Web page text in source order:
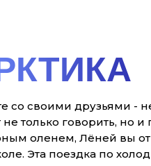
со своими друзьями -
не только говорить, но
оленем, Лёней вы
Эта поездка по